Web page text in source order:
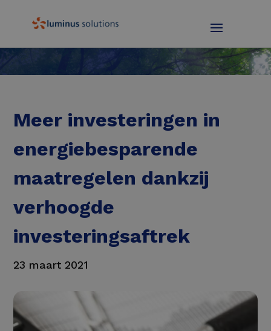
Meer investeringen in
energiebesparende
maatregelen dankzij
verhoogde
investeringsaftrek
23 maart 2021